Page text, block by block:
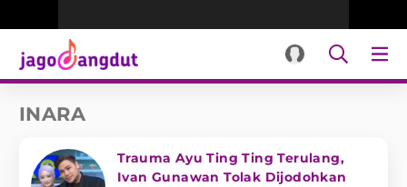
INARA
Trauma Ayu Ting Ting Terulang,
Ivan Gunawan Tolak Dijodohkan